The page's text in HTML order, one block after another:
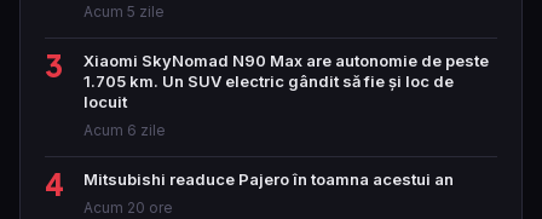
Acum 5 zile
3
Xiaomi SkyNomad N90 Max are autonomie de peste
1.705 km. Un SUV electric gândit să fie și loc de
locuit
Acum 6 zile
4 Mitsubishi readuce Pajero în toamna acestui an
Acum 20 ore